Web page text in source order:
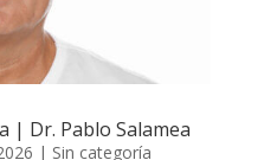
| Dr. Pablo Salamea
| Sin categoría